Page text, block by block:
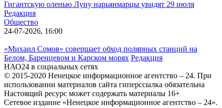
Гигантскую оленью Луну нарьянмарцы увидят 29 июля
Редакция
Общество
24-07-2026, 16:00
«Михаил Сомов» совершает обход полярных станций на
Белом, Баренцевом и Карском морях Редакция
НАО24 в социальных сетях
© 2015-2020 Ненецкое информационное агентство – 24. При
использовании материалов сайта гиперссылка обязательна
Настоящий ресурс может содержать материалы 16+
Сетевое издание «Ненецкое информационное агентство – 24».